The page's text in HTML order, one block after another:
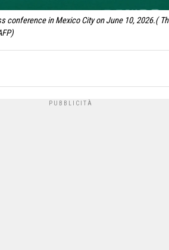
conference in Mexico City on June 10, 2026.(